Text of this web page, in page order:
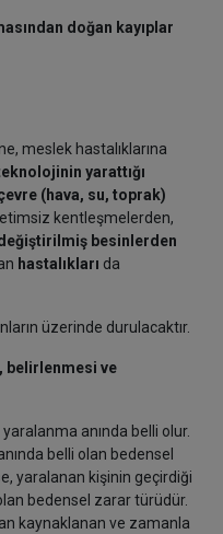
doğan kayıplar
meslek hastalıklarına
yarattığı
(hava, su, toprak)
kentleşmelerden,
besinlerden
hastalıkları da
üzerinde durulacaktır.
ve
anında belli olur.
belli olan bedensel
yaralanan kişinin geçirdiği
bedensel zarar türüdür.
kaynaklanan ve zamanla